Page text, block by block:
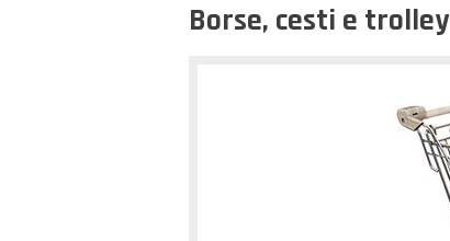
Borse, cesti e trolley